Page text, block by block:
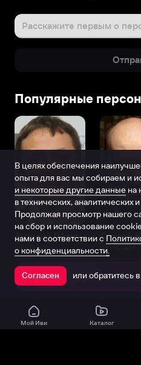
Расскажите первым о
Популярные
Виталий Шляппо
Продюсер Актёр
Открыть в
Мой Иви Каталог
В целях обеспечения
опыта для вас мы собираем и
и некоторые другие данные на
в технических, аналитических
Продолжая просмотр нашего
на сбор и использование
нами в соответствии с
о конфиденциальности.
Согласен или обратитесь в